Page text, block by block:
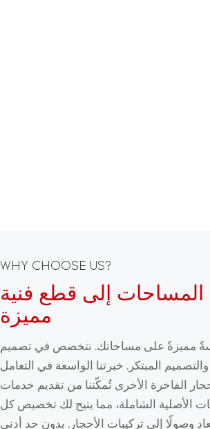
WHY CHOOSE US?
إلى قطع فنية
مميزة
مميزةً على مساحاتك. نتخصص في تصميم
المبتكر. خبرتنا الواسعة في التعامل
الفاخرة الأخرى تُمكّننا من تقديم خدمات
الأصلية الشاملة، مما يتيح لك تخصيص كل
وصولًا إلى تركيبات الأحجار. بدون حد أدنى